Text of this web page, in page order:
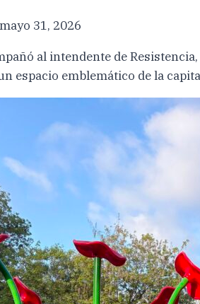
mayo 31, 2026
al intendente de
espacio emblemático de la